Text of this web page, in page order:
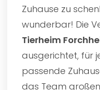
Zuhause zu
wunderbar! Die
Tierheim
ausgerichtet, für
passende
das Team